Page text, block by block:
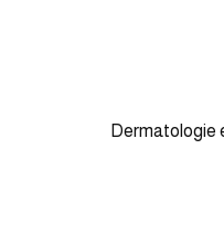
Dermatologie